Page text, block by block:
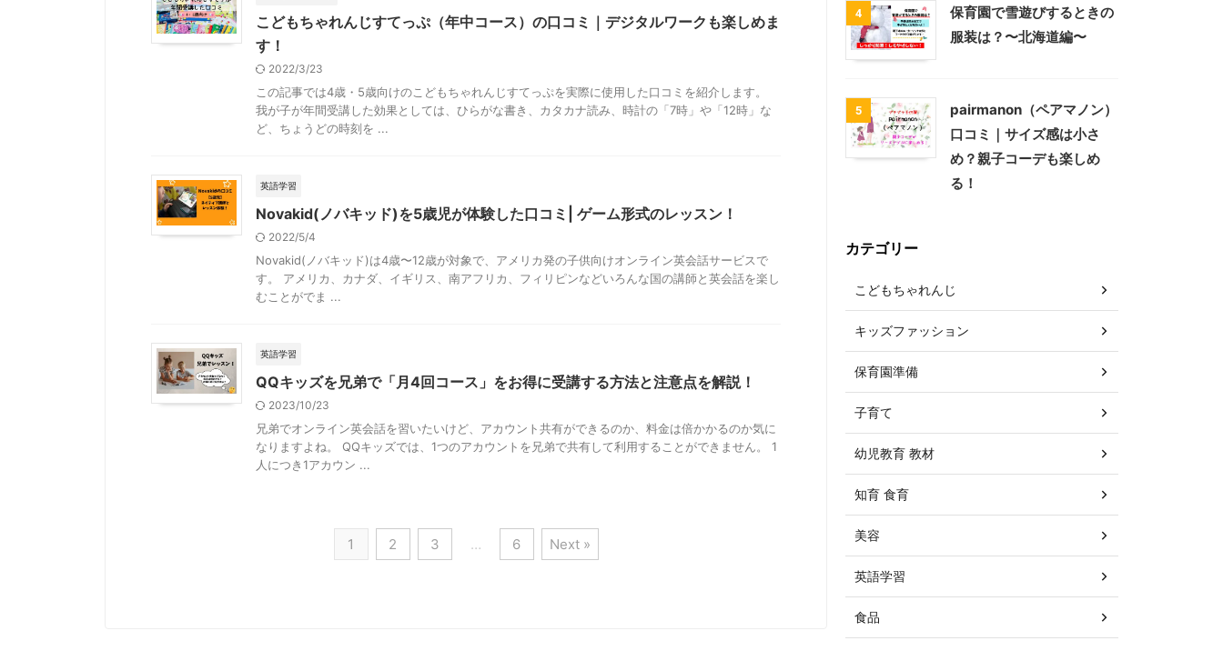
こどもちゃれんじすてっぷ（年中コース）の口コミ｜デジタルワークも楽しめま
す！
2022/3/23
この記事では4歳・5歳向けのこどもちゃれんじすてっぷを実際に使用した口コミを紹介します。
我が子が年間受講した効果としては、ひらがな書き、カタカナ読み、時計の「7時」や「12時」な
ど、ちょうどの時刻を ...
英語学習
Novakid(ノバキッド)を5歳児が体験した口コミ| ゲーム形式のレッスン！
2022/5/4
Novakid(ノバキッド)は4歳〜12歳が対象で、アメリカ発の子供向けオンライン英会話サービスで
す。 アメリカ、カナダ、イギリス、南アフリカ、フィリピンなどいろんな国の講師と英会話を楽し
むことがでま ...
英語学習
QQキッズを兄弟で「月4回コース」をお得に受講する方法と注意点を解説！
2023/10/23
兄弟でオンライン英会話を習いたいけど、アカウント共有ができるのか、料金は倍かかるのか気に
なりますよね。 QQキッズでは、1つのアカウントを兄弟で共有して利用することができません。 1
人につき1アカウン ...
1 2 3 … 6 Next »
4
保育園で雪遊びするときの
服装は？〜北海道編〜
5
pairmanon（ペアマノン）
口コミ｜サイズ感は小さ
め？親子コーデも楽しめ
る！
カテゴリー
こどもちゃれんじ
キッズファッション
保育園準備
子育て
幼児教育 教材
知育 食育
美容
英語学習
食品